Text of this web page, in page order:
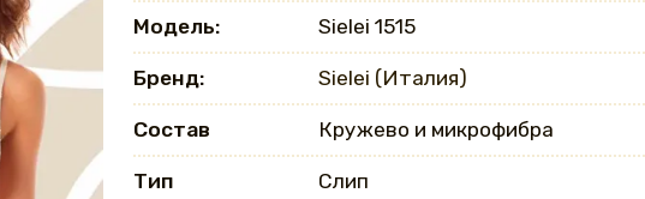
Модель: Sielei 1515
Бренд: Sielei (Италия)
Состав Кружево и микрофибра
Тип Слип